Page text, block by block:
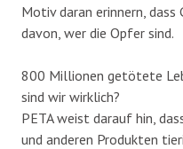
Motiv daran erinnern,
davon, wer die Opfer sind.
800 Millionen getötete
sind wir wirklich?
PETA weist darauf hin,
und anderen Produkten